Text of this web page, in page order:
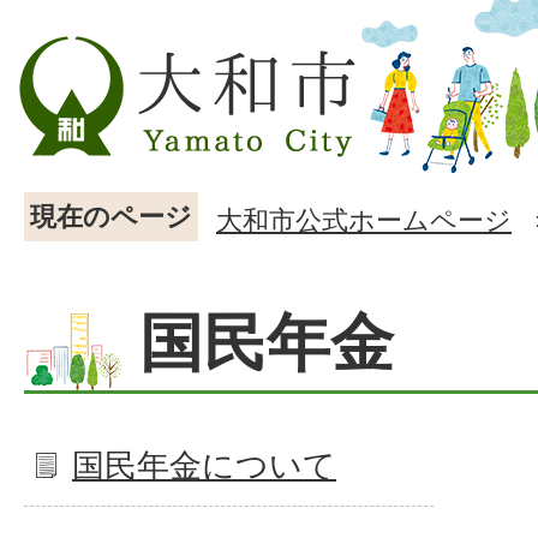
現在のページ 大和市公式ホームページ
国民年金
国民年金について